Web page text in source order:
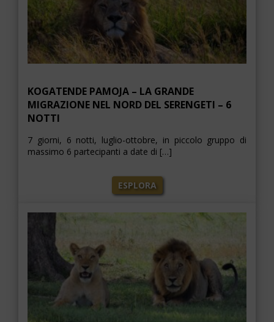
KOGATENDE PAMOJA – LA GRANDE
MIGRAZIONE NEL NORD DEL SERENGETI – 6
NOTTI
7 giorni, 6 notti, luglio-ottobre, in piccolo gruppo di
massimo 6 partecipanti a date di […]
ESPLORA